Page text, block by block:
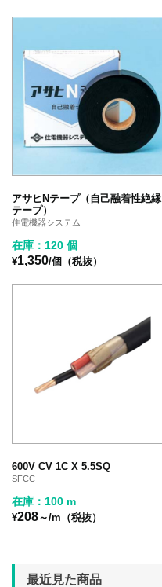
アサヒNテープ（自己融着性絶縁
テープ）
住電機器システム
在庫：120 個
¥1,350/個（税抜）
600V CV 1C X 5.5SQ
SFCC
在庫：100 m
¥208～/m（税抜）
最近見た商品